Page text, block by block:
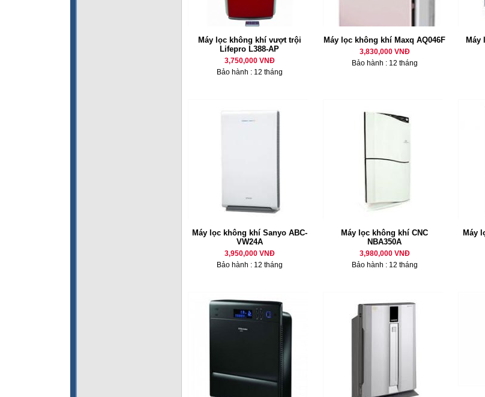
Máy lọc không khí vượt trội
Lifepro L388-AP
3,750,000 VNĐ
Bảo hành : 12 tháng
Máy lọc không khí Maxq AQ046F
3,830,000 VNĐ
Bảo hành : 12 tháng
Máy
Máy lọc không khí Sanyo ABC-
VW24A
3,950,000 VNĐ
Bảo hành : 12 tháng
Máy lọc không khí CNC
NBA350A
3,980,000 VNĐ
Bảo hành : 12 tháng
Máy